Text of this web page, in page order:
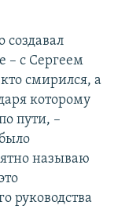
создавал
– с Сергеем
смирился, а
которому
пути, –
называю
руководства